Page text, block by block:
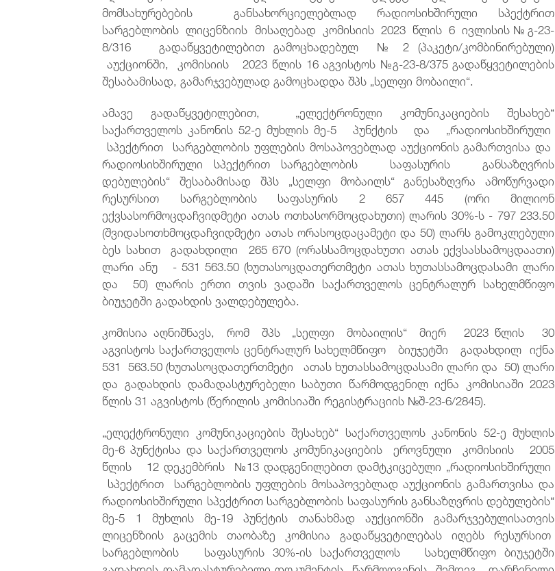
მომსახურებების განსახორციელებლად რადიოსიხშირული სპექტრით
სარგებლობის ლიცენზიის მისაღებად კომისიის 2023 წლის 6 ივლისის№გ-23-
8/316 გადაწყვეტილებით გამოცხადებულ № 2 (პაკეტი/კომბინირებული)
აუქციონში, კომისიის 2023 წლის 16 აგვისტოს №გ-23-8/375 გადაწყვეტილების
შესაბამისად, გამარჯვებულად გამოცხადდა შპს „სელფი მობაილი“.
ამავე გადაწყვეტილებით, „ელექტრონული კომუნიკაციების შესახებ“
საქართველოს კანონის 52-ე მუხლის მე-5 პუნქტის და „რადიოსიხშირული
სპექტრით სარგებლობის უფლების მოსაპოვებლად აუქციონის გამართვისა და
რადიოსიხშირული სპექტრით სარგებლობის საფასურის განსაზღვრის
დებულების“ შესაბამისად შპს „სელფი მობაილს“ განესაზღვრა ამოწურვადი
რესურსით სარგებლობის საფასურის 2 657 445 (ორი მილიონ
ექვსასორმოცდაჩვიდმეტი ათას ოთხასორმოცდახუთი) ლარის 30%-ს - 797 233.50
(შვიდასოთხმოცდაჩვიდმეტი ათას ორასოცდაცამეტი და 50) ლარს გამოკლებული
ბეს სახით გადახდილი 265 670 (ორასსამოცდახუთი ათას ექვსასსამოცდაათი)
ლარი ანუ - 531 563.50 (ხუთასოცდათერთმეტი ათას ხუთასსამოცდასამი ლარი
და 50) ლარის ერთი თვის ვადაში საქართველოს ცენტრალურ სახელმწიფო
ბიუჯეტში გადახდის ვალდებულება.
კომისია აღნიშნავს, რომ შპს „სელფი მობაილის“ მიერ 2023 წლის 30
აგვისტოს საქართველოს ცენტრალურ სახელმწიფო ბიუჯეტში გადახდილ იქნა
531 563.50 (ხუთასოცდათერთმეტი ათას ხუთასსამოცდასამი ლარი და 50) ლარი
და გადახდის დამადასტურებელი საბუთი წარმოდგენილ იქნა კომისიაში 2023
წლის 31 აგვისტოს (წერილის კომისიაში რეგისტრაციის №შ-23-6/2845).
„ელექტრონული კომუნიკაციების შესახებ“ საქართველოს კანონის 52-ე მუხლის
მე-6 პუნქტისა და საქართველოს კომუნიკაციების ეროვნული კომისიის 2005
წლის 12 დეკემბრის №13 დადგენილებით დამტკიცებული „რადიოსიხშირული
სპექტრით სარგებლობის უფლების მოსაპოვებლად აუქციონის გამართვისა და
რადიოსიხშირული სპექტრით სარგებლობის საფასურის განსაზღვრის დებულების“
მე-5 1 მუხლის მე-19 პუნქტის თანახმად აუქციონში გამარჯვებულისათვის
ლიცენზიის გაცემის თაობაზე კომისია გადაწყვეტილებას იღებს რესურსით
სარგებლობის საფასურის 30%-ის საქართველოს სახელმწიფო ბიუჯეტში